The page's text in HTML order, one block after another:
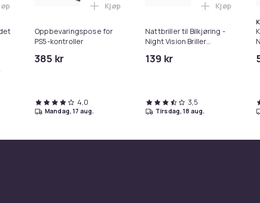
PS4 Gen 1-kontroller, 23 deler i handlekurven
Skjermbeskytter i herdet glass for Sony PS5 PlayStation Portal
Oppbevaringspose for
PS5-kontroller
385 kr
Legg Oppbevaringspose for PS5-
Kjøp
4,0
mandag, 17 aug.
Nattbriller til Bilkjøring -
Night Vision Briller
139 kr
Legg
Kjøp
3,5
tirsdag, 18 aug.